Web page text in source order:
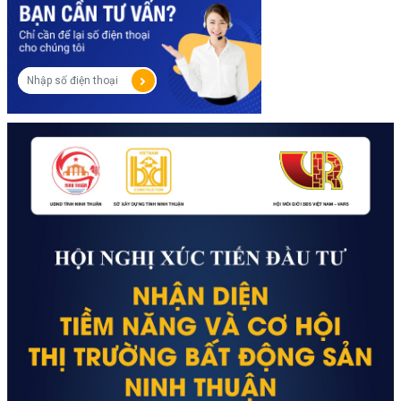
rộng, thảm nhựa và trồng cây xanh, song hành cùng
tiến độ thi công thần tốc của khu căn hộ cao tầng và
các phân khu thấp tầng.
Dự kiến giai đoạn cuối năm 2024 và đầu năm 2025,
tỉnh Hà Nam rót hơn 2.000 tỷ đồng để đầu tư 3 dự
án hạ tầng giao thông chiến lược, tạo động lực cho
kinh tế xã hội địa phương, đặc biệt là thị trường
BĐS cất cánh.
“Kẹp giữa 2 tuyến đường huyết mạch là Quốc lộ 1A và
City thừa hưởng trọn vẹn lợi thế của mạng lưới giao
thông đang lột xác hàng ngày của khu vực. Với sự
hoàn thiện của hạ tầng giao thông, khoảng cách 50km
về Hà Nội sẽ không còn là mối bận tâm của những cư
dân khao khát sống trong một không gian xanh, đậm
chất nghỉ dưỡng với tiện ích đủ đầy đáp ứng nhu cầu từ
A đến Z”, ông Hoàng Tùng Anh, TP Kinh doanh, Công
ty CP Tập đoàn BĐS Four Home nhận định.